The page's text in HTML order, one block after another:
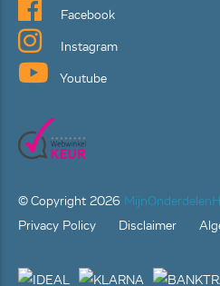
Facebook
Instagram
Youtube
© Copyright 2026
Privacy Policy
Disclaimer